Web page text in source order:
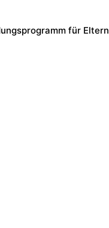
für Eltern